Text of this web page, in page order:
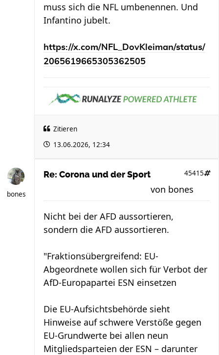
muss sich die NFL umbenennen. Und
Infantino jubelt.
https://x.com/NFL_DovKleiman/status/
2065619665305362505
Zitieren
13.06.2026, 12:34
bones
Re: Corona und der Sport 45415
von bones
Nicht bei der AFD aussortieren,
sondern die AFD aussortieren.
"Fraktionsübergreifend: EU-
Abgeordnete wollen sich für Verbot der
AfD-Europapartei ESN einsetzen
Die EU-Aufsichtsbehörde sieht
Hinweise auf schwere Verstöße gegen
EU-Grundwerte bei allen neun
Mitgliedsparteien der ESN – darunter